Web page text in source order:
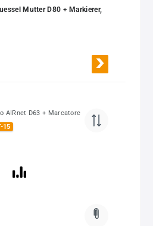
Mutter D80 + Markierer,
15